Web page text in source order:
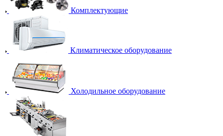
Комплектующие
Климатическое оборудование
Холодильное оборудование